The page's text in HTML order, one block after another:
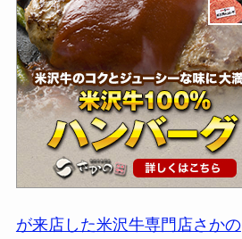
が来店した米沢牛専門店さかの